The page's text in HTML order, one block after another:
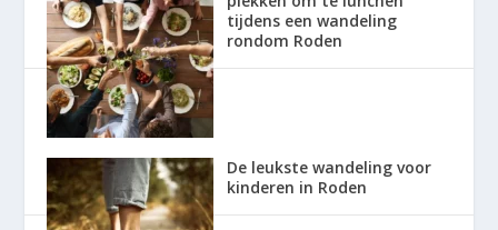
tijdens een wandeling
rondom Roden
De leukste wandeling voor
kinderen in Roden